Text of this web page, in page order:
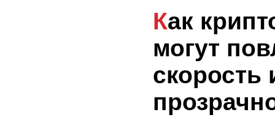
Как криптовалюты
могут
скорость